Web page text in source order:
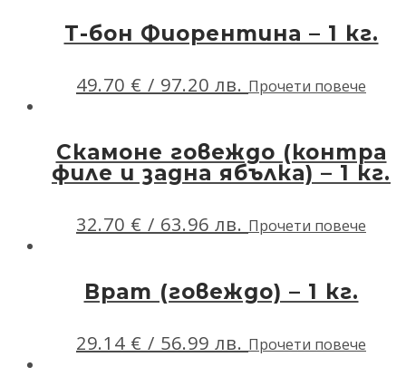
Т-бон Фиорентина – 1 кг.
49.70 € / 97.20 лв. Прочети повече
Скамоне говеждо (контра
филе и задна ябълка) – 1 кг.
32.70 € / 63.96 лв. Прочети повече
Врат (говеждо) – 1 кг.
29.14 € / 56.99 лв. Прочети повече